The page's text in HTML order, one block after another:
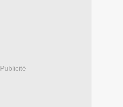
Publicité